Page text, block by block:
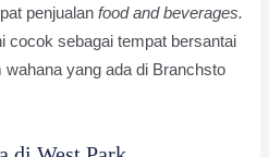
penjualanfood and beverages.
cocok sebagai tempat bersantai
yang ada di Branchsto